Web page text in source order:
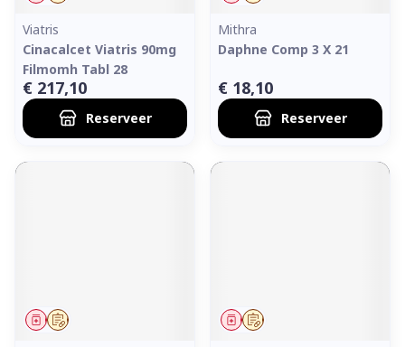
Viatris
Cinacalcet Viatris 90mg
Filmomh Tabl 28
€ 217,10
Reserveer
Mithra
Daphne Comp 3 X 21
€ 18,10
Reserveer
Op voorschrift
Geneesmiddel Op voorschrift
Geneesmiddel